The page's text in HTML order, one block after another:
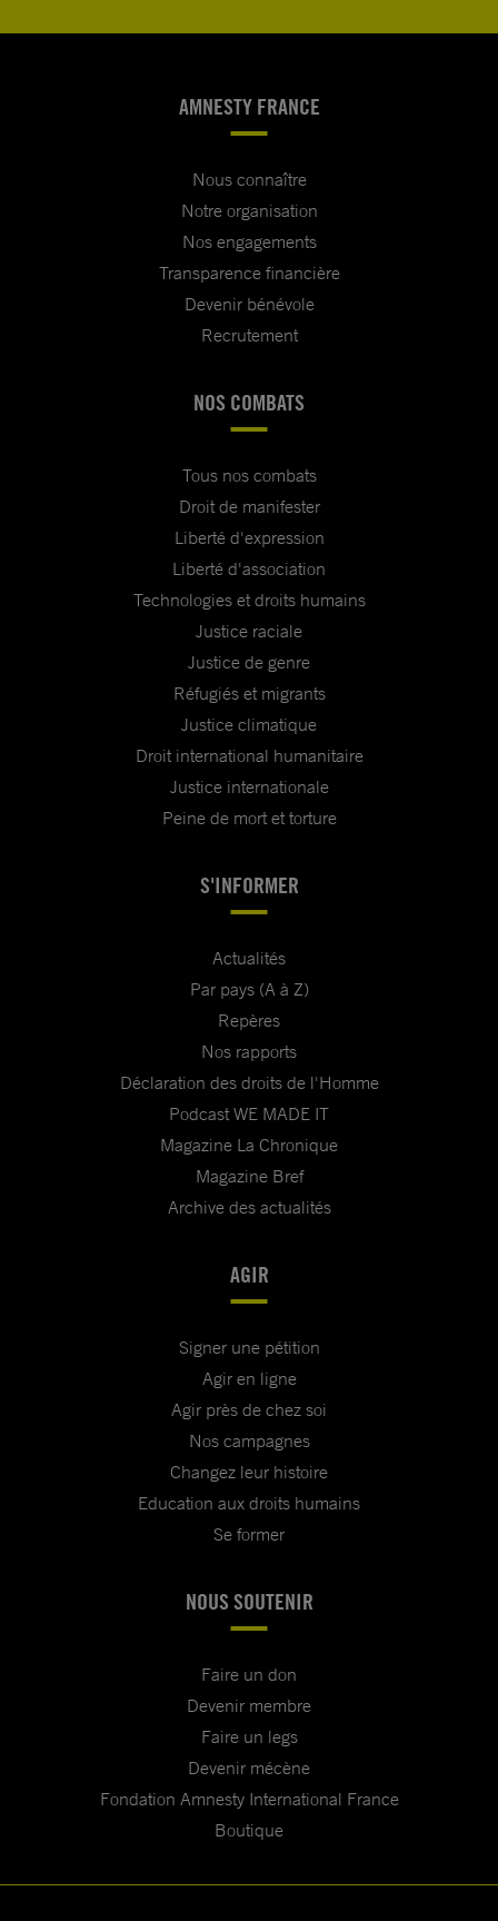
AMNESTY FRANCE
Nous connaître
Notre organisation
Nos engagements
Transparence financière
Devenir bénévole
Recrutement
NOS COMBATS
Tous nos combats
Droit de manifester
Liberté d'expression
Liberté d'association
Technologies et droits humains
Justice raciale
Justice de genre
Réfugiés et migrants
Justice climatique
Droit international humanitaire
Justice internationale
Peine de mort et torture
S'INFORMER
Actualités
Par pays (A à Z)
Repères
Nos rapports
Déclaration des droits de l'Homme
Podcast WE MADE IT
Magazine La Chronique
Magazine Bref
Archive des actualités
AGIR
Signer une pétition
Agir en ligne
Agir près de chez soi
Nos campagnes
Changez leur histoire
Education aux droits humains
Se former
NOUS SOUTENIR
Faire un don
Devenir membre
Faire un legs
Devenir mécène
Fondation Amnesty International France
Boutique